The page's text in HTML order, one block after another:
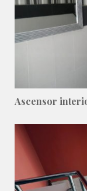
Ascensor